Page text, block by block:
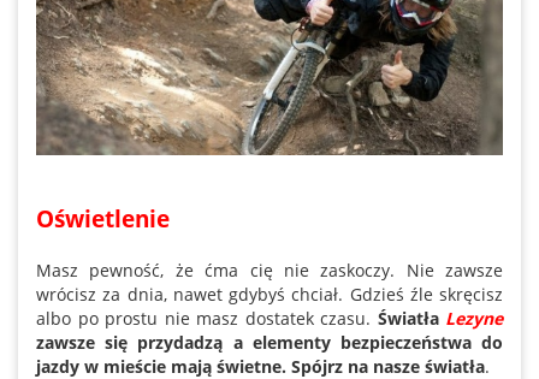
Oświetlenie
Masz pewność, że ćma cię nie zaskoczy. Nie zawsze
wrócisz za dnia, nawet gdybyś chciał. Gdzieś źle skręcisz
albo po prostu nie masz dostatek czasu. Światła Lezyne
zawsze się przydadzą a elementy bezpieczeństwa do
jazdy w mieście mają świetne. Spójrz na nasze światła.